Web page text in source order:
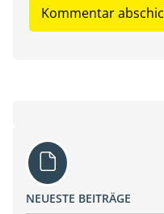
NEUESTE BEITRÄGE